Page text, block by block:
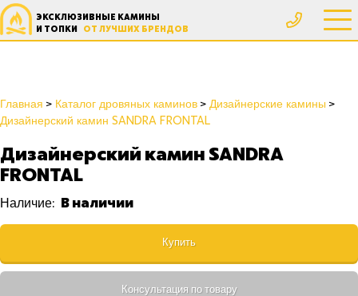
ЭКСКЛЮЗИВНЫЕ КАМИНЫ
И ТОПКИ ОТ ЛУЧШИХ БРЕНДОВ
Главная Каталог дровяных каминов
Дизайнерские камины
Дизайнерский камин SANDRA FRONTAL
Дизайнерский камин SANDRA
FRONTAL
Наличие: В наличии
Купить
Консультация по товару